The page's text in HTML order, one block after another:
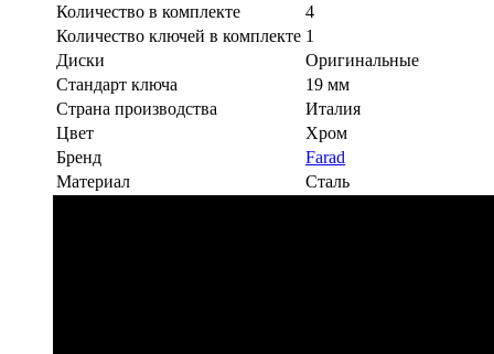
Количество в комплекте
4
Количество ключей в комплекте 1
Диски
Оригинальные
Стандарт ключа
19 мм
Страна производства
Италия
Цвет
Хром
Бренд
Farad
Материал
Сталь